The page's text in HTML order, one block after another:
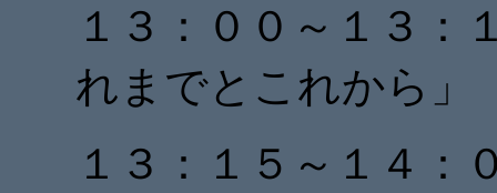
１３：００～１３
れまでとこれから」
１３：１５～１４